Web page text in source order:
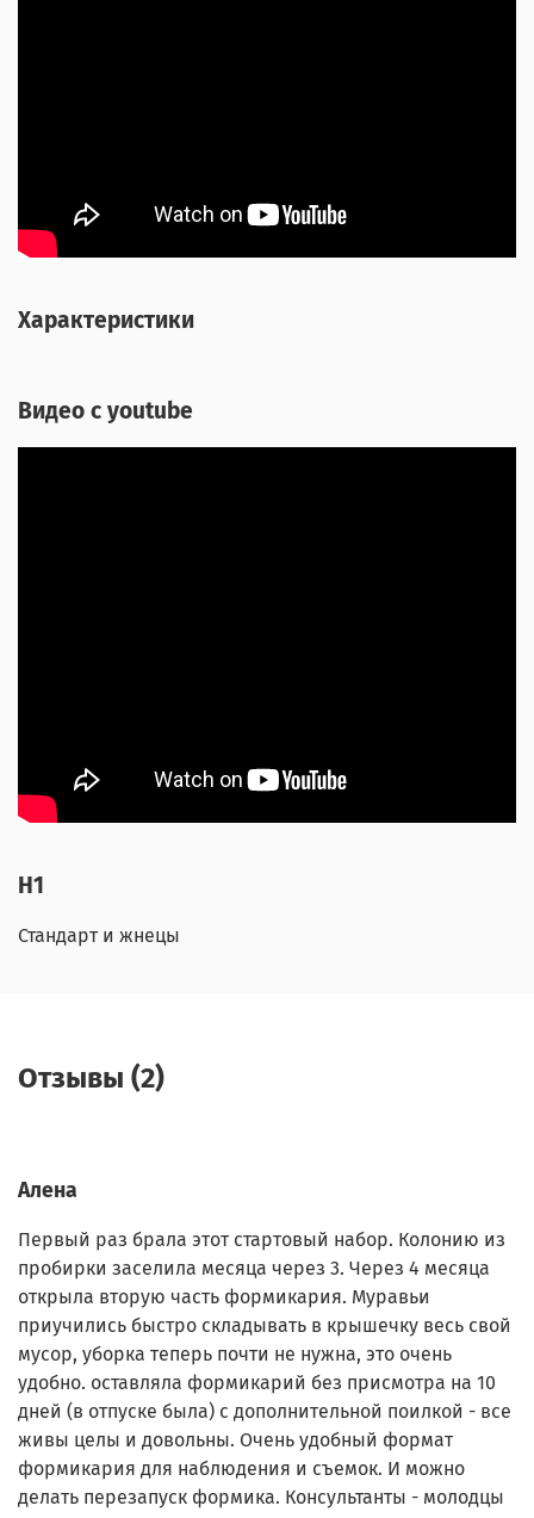
Характеристики
Видео с youtube
H1
Стандарт и жнецы
Отзывы (2)
Алена
Первый раз брала этот стартовый набор. Колонию из
пробирки заселила месяца через 3. Через 4 месяца
открыла вторую часть формикария. Муравьи
приучились быстро складывать в крышечку весь свой
мусор, уборка теперь почти не нужна, это очень
удобно. оставляла формикарий без присмотра на 10
дней (в отпуске была) с дополнительной поилкой - все
живы целы и довольны. Очень удобный формат
формикария для наблюдения и съемок. И можно
делать перезапуск формика. Консультанты - молодцы